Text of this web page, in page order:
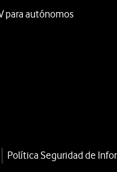
para autónomos
Política Seguridad de